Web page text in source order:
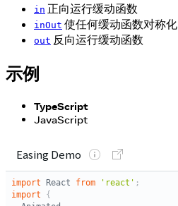
in 正向运行缓动函数
inOut 使任何缓动函数对称化
out 反向运行缓动函数
示例
TypeScript
JavaScript